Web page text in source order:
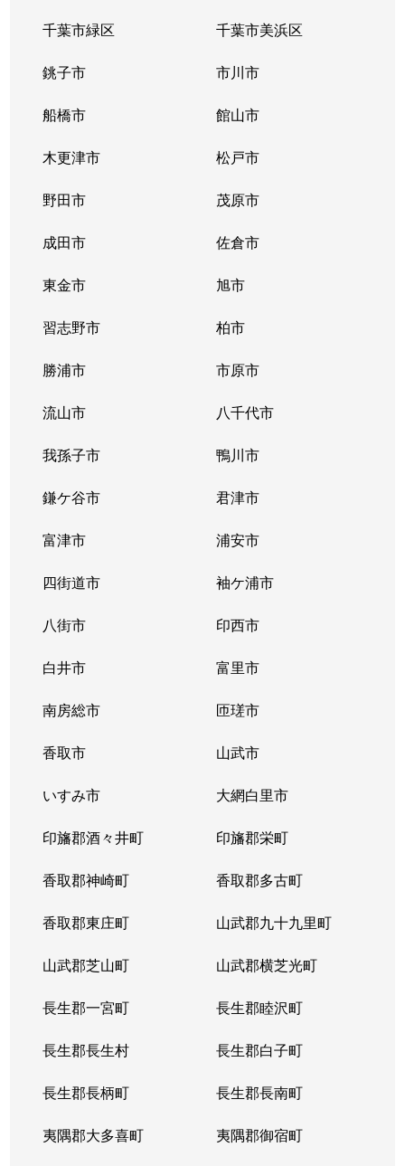
千葉市緑区 千葉市美浜区
銚子市 市川市
船橋市 館山市
木更津市 松戸市
野田市 茂原市
成田市 佐倉市
東金市 旭市
習志野市 柏市
勝浦市 市原市
流山市 八千代市
我孫子市 鴨川市
鎌ケ谷市 君津市
富津市 浦安市
四街道市 袖ケ浦市
八街市 印西市
白井市 富里市
南房総市 匝瑳市
香取市 山武市
いすみ市 大網白里市
印旛郡酒々井町 印旛郡栄町
香取郡神崎町 香取郡多古町
香取郡東庄町 山武郡九十九里町
山武郡芝山町 山武郡横芝光町
長生郡一宮町 長生郡睦沢町
長生郡長生村 長生郡白子町
長生郡長柄町 長生郡長南町
夷隅郡大多喜町 夷隅郡御宿町